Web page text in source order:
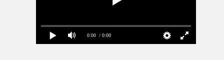
0:00 / 0:00